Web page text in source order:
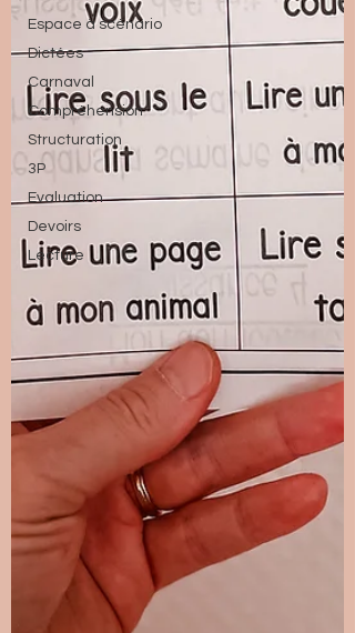
Espace à scénario
Dictées
Carnaval
Compréhension
Structuration
3P
Evaluation
Devoirs
Lecture